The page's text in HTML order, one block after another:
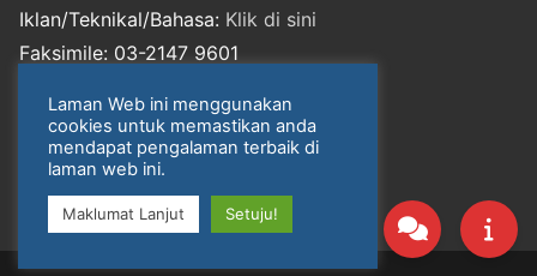
Iklan/Teknikal/Bahasa: Klik di sini
Faksimile: 03-2147 9601
Notis Perlindungan Data Peribadi
Laman Web ini menggunakan
cookies untuk memastikan anda
mendapat pengalaman terbaik di
laman web ini.
Maklumat Lanjut Setuju!